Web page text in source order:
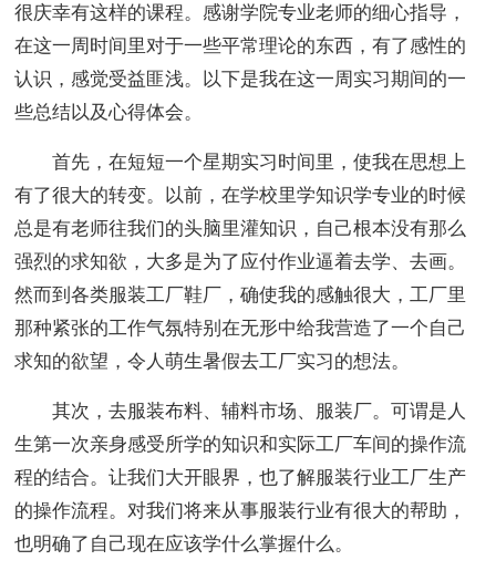
很庆幸有这样的课程。感谢学院专业老师的细心指导，
在这一周时间里对于一些平常理论的东西，有了感性的
认识，感觉受益匪浅。以下是我在这一周实习期间的一
些总结以及心得体会。
首先，在短短一个星期实习时间里，使我在思想上
有了很大的转变。以前，在学校里学知识学专业的时候
总是有老师往我们的头脑里灌知识，自己根本没有那么
强烈的求知欲，大多是为了应付作业逼着去学、去画。
然而到各类服装工厂鞋厂，确使我的感触很大，工厂里
那种紧张的工作气氛特别在无形中给我营造了一个自己
求知的欲望，令人萌生暑假去工厂实习的想法。
其次，去服装布料、辅料市场、服装厂。可谓是人
生第一次亲身感受所学的知识和实际工厂车间的操作流
程的结合。让我们大开眼界，也了解服装行业工厂生产
的操作流程。对我们将来从事服装行业有很大的帮助，
也明确了自己现在应该学什么掌握什么。